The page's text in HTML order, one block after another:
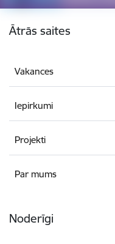
Kājene
Ātrās saites
Vakances
Iepirkumi
Projekti
Par mums
Noderīgi